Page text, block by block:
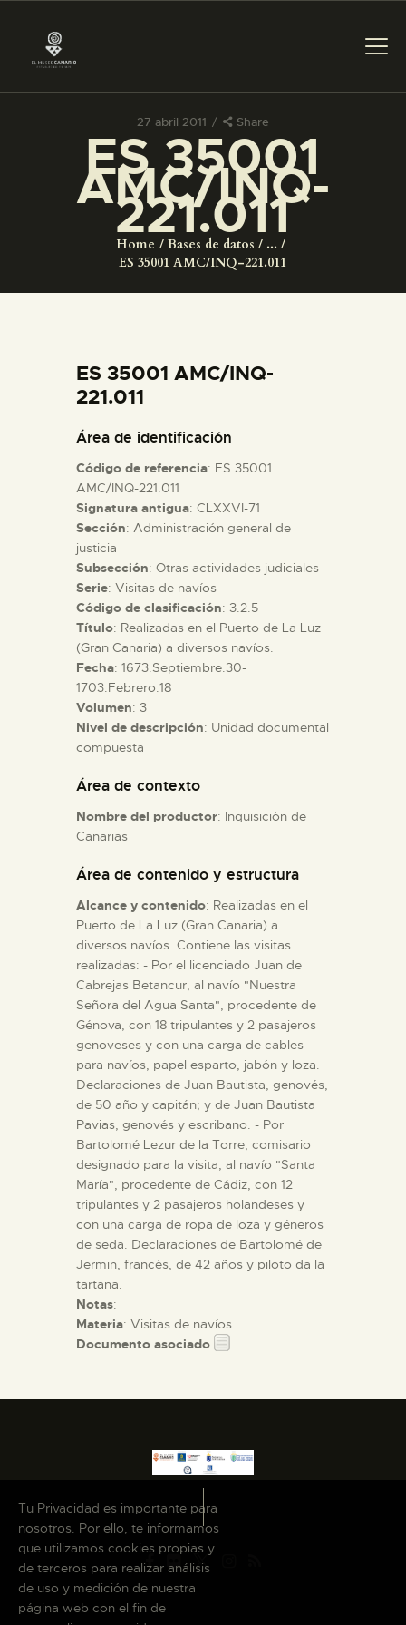
27 abril 2011 Share
ES 35001
AMC/INQ-
221.011
Home Bases de datos
...
ES 35001 AMC/INQ-221.011
PREPARAR LA VISITA
ACTIVIDADES
COLECCIONES
ESPAÑOL
PREPARAR LA VISITA
ACTIVIDADES
█
EL MUSEO
COLECCIONES
ES 35001 AMC/INQ-
221.011
Área de identificación
Código de referencia: ES 35001
AMC/INQ-221.011
Signatura antigua: CLXXVI-71
Sección: Administración general de
justicia
Subsección: Otras actividades judiciales
Serie: Visitas de navíos
Código de clasificación: 3.2.5
Título: Realizadas en el Puerto de La Luz
(Gran Canaria) a diversos navíos.
Fecha: 1673.Septiembre.30-
1703.Febrero.18
Volumen: 3
Nivel de descripción: Unidad documental
compuesta
Área de contexto
Nombre del productor: Inquisición de
Canarias
Área de contenido y estructura
Alcance y contenido: Realizadas en el
Puerto de La Luz (Gran Canaria) a
diversos navíos. Contiene las visitas
realizadas: - Por el licenciado Juan de
Cabrejas Betancur, al navío "Nuestra
Señora del Agua Santa", procedente de
Génova, con 18 tripulantes y 2 pasajeros
genoveses y con una carga de cables
para navíos, papel esparto, jabón y loza.
Declaraciones de Juan Bautista, genovés,
de 50 año y capitán; y de Juan Bautista
Pavias, genovés y escribano. - Por
Bartolomé Lezur de la Torre, comisario
designado para la visita, al navío "Santa
María", procedente de Cádiz, con 12
tripulantes y 2 pasajeros holandeses y
con una carga de ropa de loza y géneros
de seda. Declaraciones de Bartolomé de
Jermin, francés, de 42 años y piloto da la
tartana.
Notas:
Materia: Visitas de navíos
Documento asociado
Tu Privacidad es importante para
nosotros. Por ello, te informamos
que utilizamos cookies propias y
de terceros para realizar análisis
de uso y medición de nuestra
página web con el fin de